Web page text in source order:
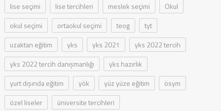
lise seçimi
lise tercihleri meslek seçimi
Okul
okul seçimi
ortaokul seçimi teog
tyt
uzaktan eğitim
yks yks 2021
yks 2022 tercih
yks 2022 tercih danışmanlığı
yks hazırlık
yurt dışında eğitim
yök yüz yüze eğitim
ösym
özel liseler
üniversite tercihleri